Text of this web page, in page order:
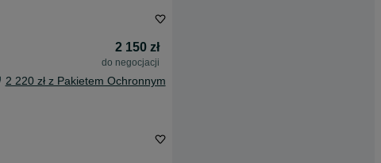
2 150 zł
do negocjacji
2 220 zł z Pakietem Ochronnym